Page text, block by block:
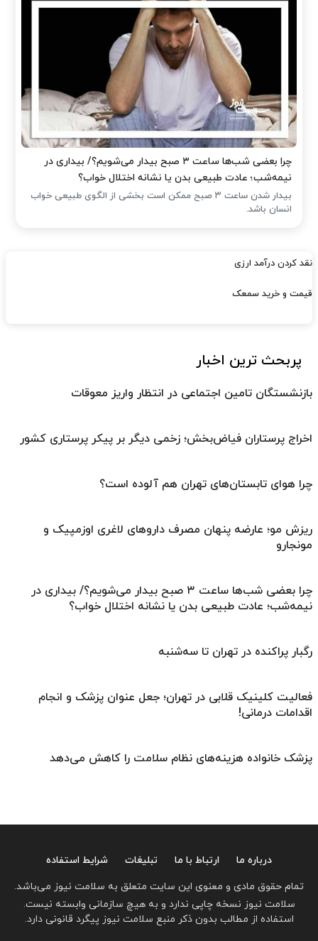
چرا بعضی شب‌ها ساعت ۳ صبح بیدار می‌شویم؟/ بیداری در
نیمه‌شب؛ عادت طبیعی بدن یا نشانه اختلال خواب؟
بیدار شدن ساعت ۳ صبح ممکن است بخشی از الگوی طبیعی خواب
انسان باشد.
نقد کردن درآمد ارزی
قیمت و خرید سمعک
پربحث ترین اخبار
بازنشستگان تامین اجتماعی در انتظار واریز معوقات
اخراج پرستاران فیاض‌بخش؛ زخمی دیگر بر پیکر پرستاری کشور
چرا هوای تابستان‌های تهران هم آلوده است؟
ریزش مو؛ عارضه پنهان مصرف داروهای لاغری اوزمپیک و
مونجارو
چرا بعضی شب‌ها ساعت ۳ صبح بیدار می‌شویم؟/ بیداری در
نیمه‌شب؛ عادت طبیعی بدن یا نشانه اختلال خواب؟
رگبار پراکنده در تهران تا سه‌شنبه
فعالیت کلینیک قلابی در تهران؛ جعل عنوان پزشک و انجام
اقدامات درمانی!
پزشک خانواده هزینه‌های نظام سلامت را کاهش می‌دهد
درباره ما ارتباط با ما تبلیغات
شرایط استفاده
تمام حقوق مادی و معنوی این سایت متعلق به سلامت نیوز می‌باشد.
سلامت نیوز نسخه چاپی ندارد و به هیچ سازمانی وابسته نیست.
استفاده از مطالب بدون ذکر منبع سلامت نیوز پیگرد قانونی دارد.